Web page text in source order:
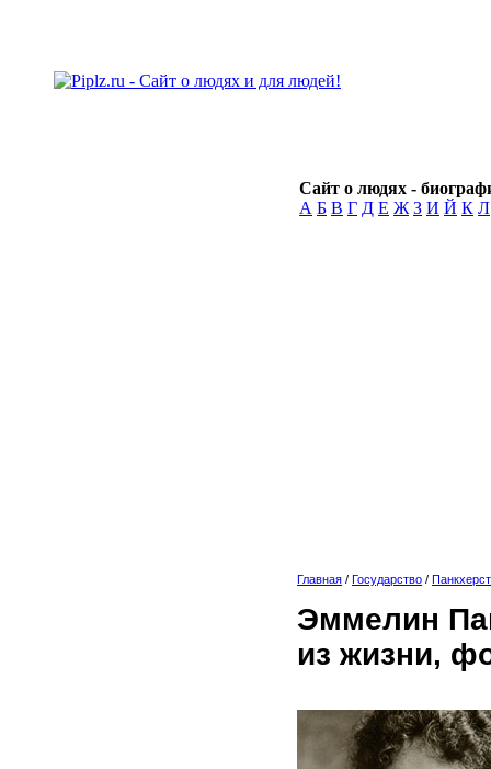
Сайт о людях -
А Б В Г Д Е Ж З И Й К Л
Главная / Государство /
Эммелин
из жизни,